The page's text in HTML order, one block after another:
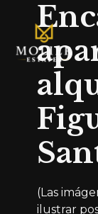
(Las
ilustrar